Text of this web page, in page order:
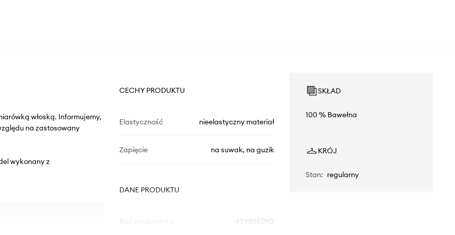
włoską. Informujemy,
na zastosowany
wykonany z
CECHY PRODUKTU
Elastyczność nieelastyczny materiał
Zapięcie na suwak, na guzik
DANE PRODUKTU
4TYBSE01O
SKŁAD
100 % Bawełna
KRÓJ
Stan: regularny